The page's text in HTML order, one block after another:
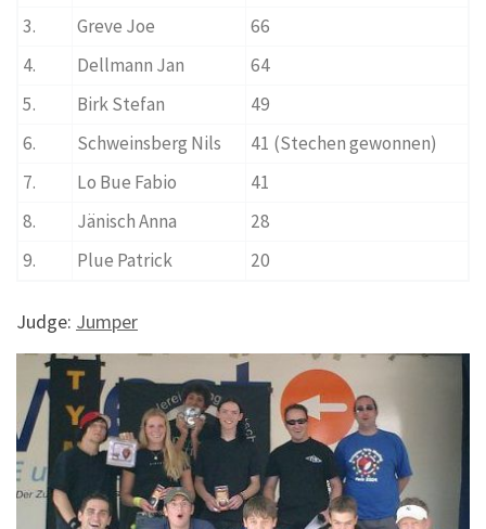
3.
Greve Joe
66
4.
Dellmann Jan
64
5.
Birk Stefan
49
6.
Schweinsberg Nils
41 (Stechen gewonnen)
7.
Lo Bue Fabio
41
8.
Jänisch Anna
28
9.
Plue Patrick 20
Judge: Jumper